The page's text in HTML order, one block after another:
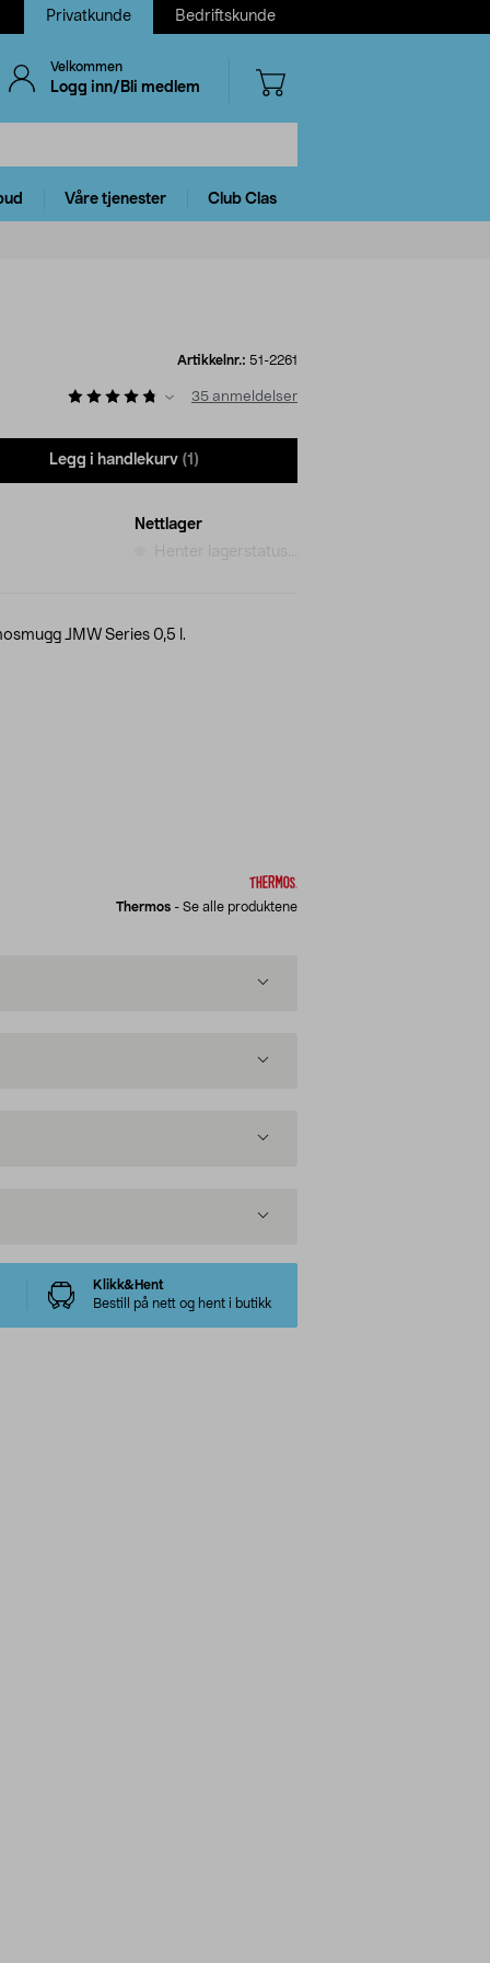
Privatkunde Bedriftskunde
Velkommen
Logg inn/Bli medlem
Våre tjenester Club Clas
Artikkelnr.: 51-2261
35 anmeldelser
Legg i handlekurv (1)
Nettlager
JMW Series 0,5 l.
Thermos - Se alle produktene
Klikk&Hent
Bestill på nett og hent i butikk